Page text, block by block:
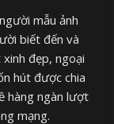
mẫu ảnh
biết đến và
đẹp, ngoại
hút được chia
hàng ngàn lượt
mạng.